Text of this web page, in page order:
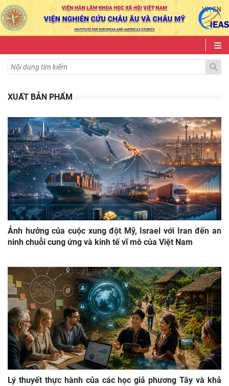
VI|EN
XUẤT BẢN PHẨM
Ảnh hưởng của cuộc xung đột Mỹ, Israel với Iran đến an
ninh chuỗi cung ứng và kinh tế vĩ mô của Việt Nam
Lý thuyết thực hành của các học giả phương Tây và khả